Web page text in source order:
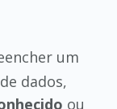
um
dados,
ou